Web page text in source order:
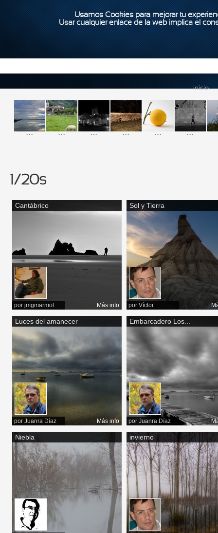
Usamos Cookies para mejorar tu
Usar cualquier enlace de la web implica el
Inicio
... ... ... ... ... ...
1/20s
Cantábrico
por jmgmarmol Más info
Sol y Tierra
por Víctor
Luces del amanecer
por Juanra Díaz Más info
Embarcadero Los...
por Juanra Díaz
Niebla invierno
Páginas